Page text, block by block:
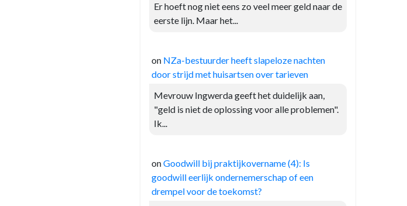
Er hoeft nog niet eens zo veel meer geld naar de
eerste lijn. Maar het...
on NZa-bestuurder heeft slapeloze nachten
door strijd met huisartsen over tarieven
Mevrouw Ingwerda geeft het duidelijk aan,
"geld is niet de oplossing voor alle problemen".
Ik...
onGoodwill bij praktijkovername (4): Is
goodwill eerlijk ondernemerschap of een
drempel voor de toekomst?